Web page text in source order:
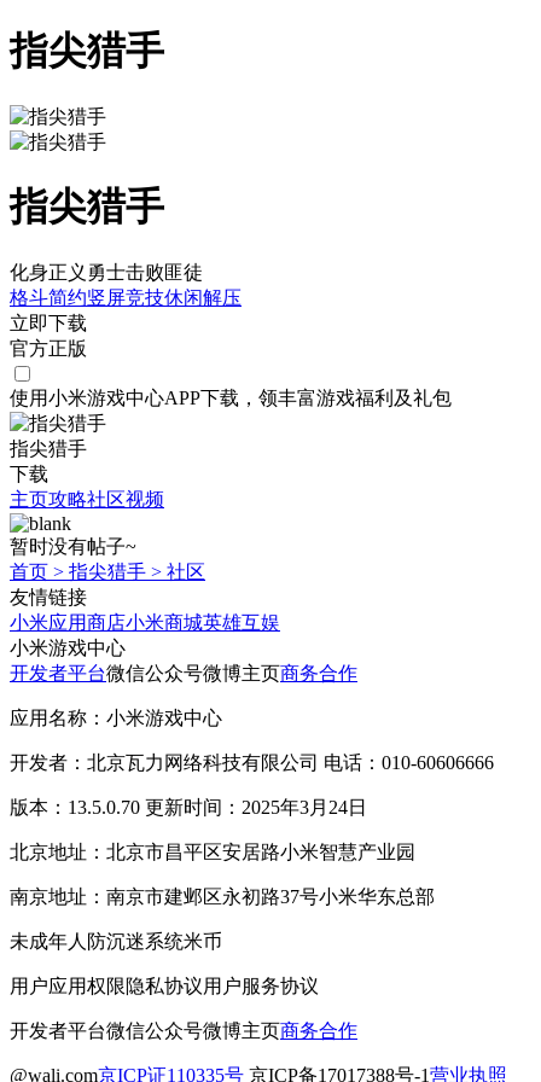
指尖猎手
指尖猎手
化身正义勇士击败匪徒
格斗简约竖屏竞技休闲解压
立即下载
官方正版
使用小米游戏中心APP下载 ，领丰富游戏福利 及礼包
指尖猎手
下载
主页攻略社区视频
暂时没有帖子~
首页 > 指尖猎手 > 社区
友情链接
小米应用商店小米商城英雄互娱
小米游戏中心
开发者平台微信公众号微博主页商务合作
应用名称：小米游戏中心
开发者：北京瓦力网络科技有限公司 电话：010-60606666
版本：13.5.0.70 更新时间：2025年3月24日
北京地址：北京市昌平区安居路小米智慧产业园
南京地址：南京市建邺区永初路37号小米华东总部
未成年人防沉迷系统米币
用户应用权限隐私协议用户服务协议
开发者平台微信公众号微博主页商务合作
@wali.com京ICP证110335号 京ICP备17017388号-1营业执照